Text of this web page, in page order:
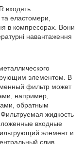
входять
та еластомери,
в компресорах. Вони
навантаження
элементом. В
фильтр может
например,
обратным
жидкость
входные
элемент и
слив.